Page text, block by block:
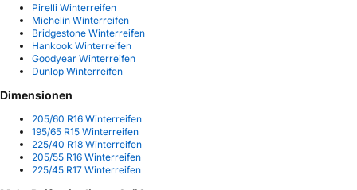
Pirelli Winterreifen
Michelin Winterreifen
Bridgestone Winterreifen
Hankook Winterreifen
Goodyear Winterreifen
Dunlop Winterreifen
Dimensionen
205/60 R16 Winterreifen
195/65 R15 Winterreifen
225/40 R18 Winterreifen
205/55 R16 Winterreifen
225/45 R17 Winterreifen